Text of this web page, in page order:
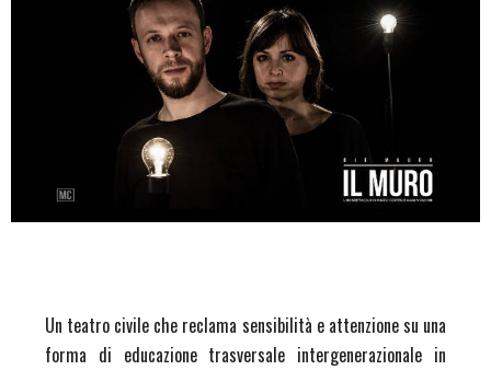
Un teatro civile che reclama sensibilità e attenzione su una
forma di educazione trasversale intergenerazionale in